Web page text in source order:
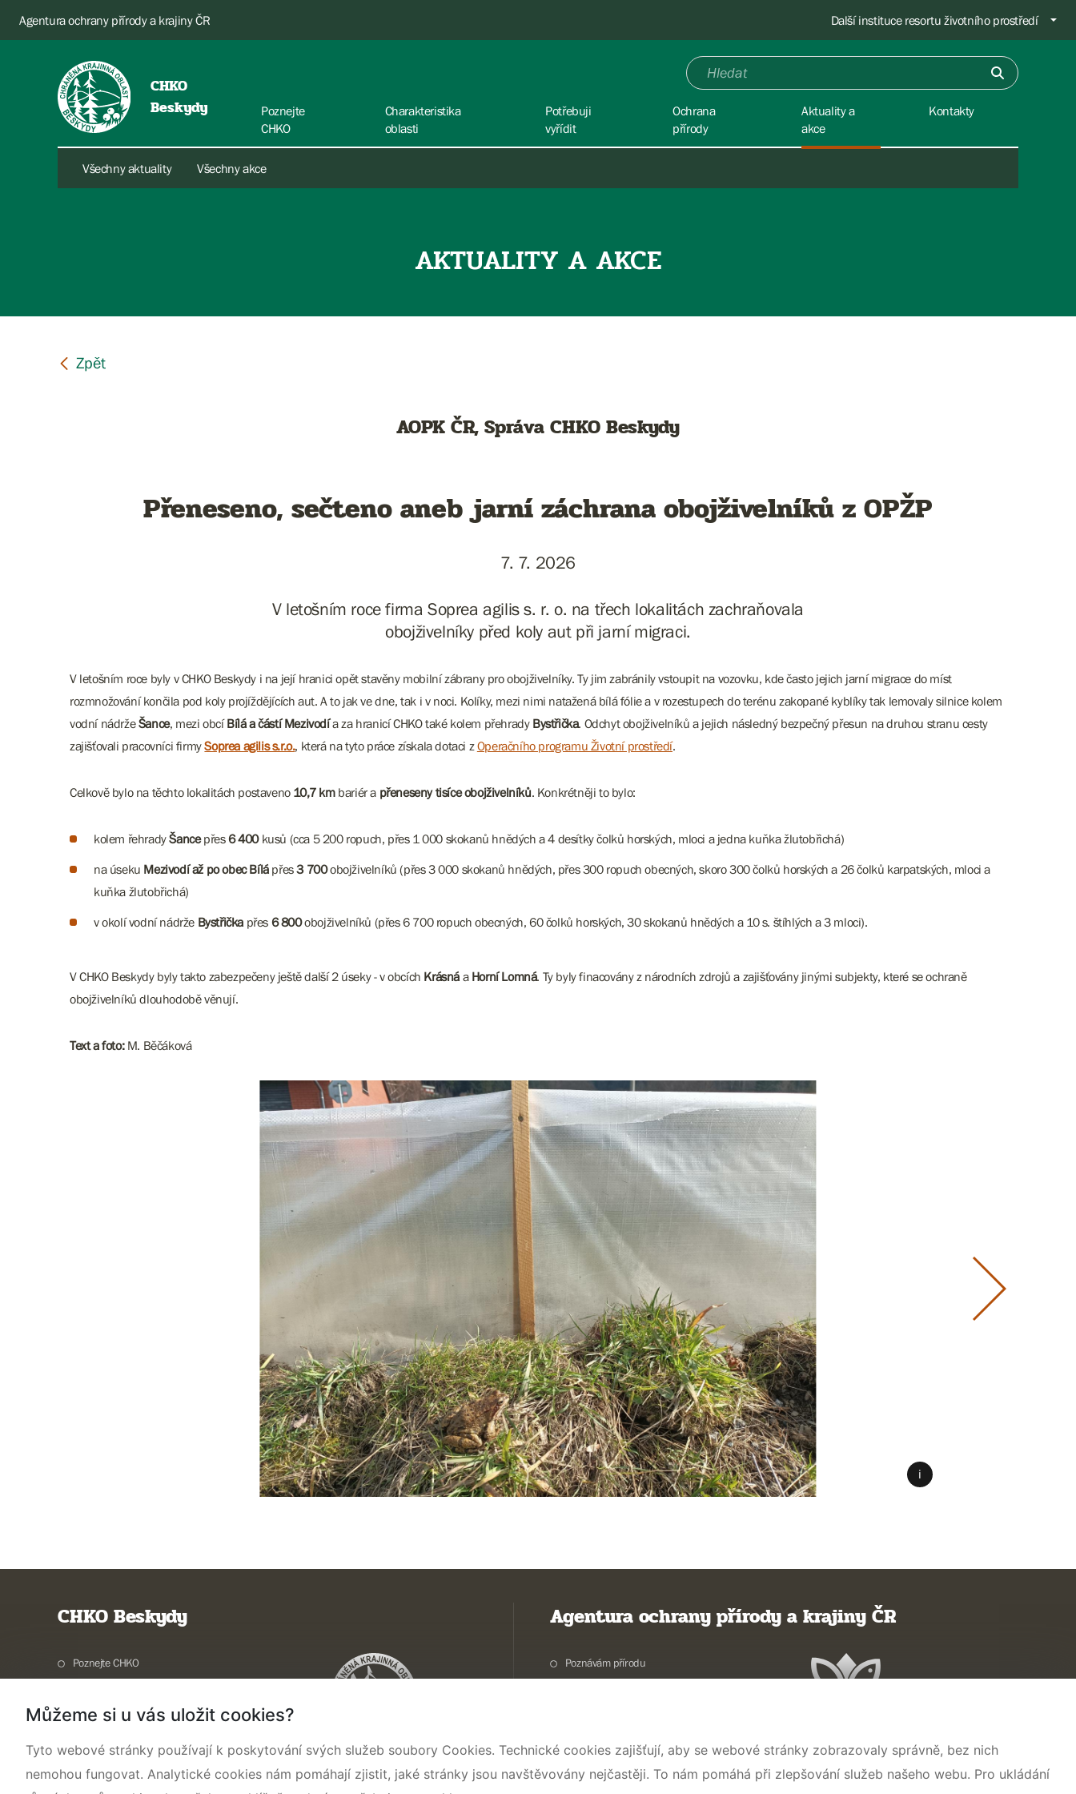
Agentura ochrany přírody a krajiny ČR Další instituce resortu životního prostředí
CHKO
Beskydy
Poznejte
CHKO
Charakteristika
oblasti
Potřebuji
vyřídit
Ochrana
přírody
Aktuality a
akce
Všechny aktuality Všechny akce
Kontakty
AKTUALITY A AKCE
AOPK ČR, Správa CHKO Beskydy
Přeneseno, sečteno aneb jarní záchrana obojživelníků z OPŽP
7. 7. 2026
V letošním roce firma Soprea agilis s. r. o. na třech lokalitách zachraňovala
obojživelníky před koly aut při jarní migraci.
V letošním roce byly v CHKO Beskydy i na její hranici opět stavěny mobilní zábrany pro obojživelníky. Ty jim zabránily vstoupit na vozovku, kde často jejich jarní migrace do míst
rozmnožování končila pod koly projíždějících aut. A to jak ve dne, tak i v noci. Kolíky, mezi nimi natažená bílá fólie a v rozestupech do terénu zakopané kyblíky tak lemovaly silnice kolem
vodní nádržeŠance, mezi obcíBílá a částí Mezivodía za hranicí CHKO také kolem přehrady Bystřička. Odchyt obojživelníků a jejich následný bezpečný přesun na druhou stranu cesty
zajišťovali pracovníci firmySoprea agilis s.r.o., která na tyto práce získala dotaci zOperačního programu Životní prostředí.
Celkově bylo na těchto lokalitách postaveno 10,7 kmbariér a přeneseny tisíce obojživelníků. Konkrétněji to bylo:
kolem řehradyŠancepřes6 400kusů (cca 5 200 ropuch, přes 1 000 skokanů hnědých a 4 desítky čolků horských, mloci a jedna kuňka žlutobřichá)
na úseku Mezivodí až po obec Bílá přes3 700obojživelníků (přes 3 000 skokanů hnědých, přes 300 ropuch obecných, skoro 300 čolků horských a 26 čolků karpatských, mloci a
kuňka žlutobřichá)
v okolí vodní nádrže Bystřička přes 6 800obojživelníků (přes 6 700 ropuch obecných, 60 čolků horských, 30 skokanů hnědých a 10 s. štíhlých a 3 mloci).
V CHKO Beskydy byly takto zabezpečeny ještě další 2 úseky - v obcích Krásná a Horní Lomná. Ty byly finacovány z národních zdrojů a zajišťovány jinými subjekty, které se ochraně
obojživelníků dlouhodobě věnují.
Text a foto:M. Běčáková
CHKO Beskydy
Poznejte CHKO
Ochrana přírody
Aktuality a akce
Kontakty
Agentura ochrany přírody a krajiny ČR
Poznávám přírodu
Dokumentujeme přírodu
O nás
Můžeme si u vás uložit cookies?
Tyto webové stránky používají k poskytování svých služeb soubory Cookies. Technické cookies zajišťují, aby se webové stránky zobrazovaly správně, bez nich
nemohou fungovat. Analytické cookies nám pomáhají zjistit, jaké stránky jsou navštěvovány nejčastěji. To nám pomáhá při zlepšování služeb našeho webu. Pro ukládání